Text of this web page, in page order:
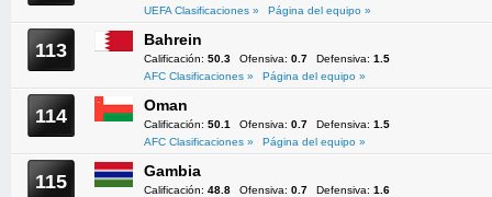
UEFA Clasificaciones »
Página del equipo »
113 Bahrein
Calificación: 50.3 Ofensiva: 0.7 Defensiva: 1.5
AFC Clasificaciones »
Página del equipo »
114 Oman
Calificación: 50.1 Ofensiva: 0.7 Defensiva: 1.5
AFC Clasificaciones »
Página del equipo »
115 Gambia
Calificación: 48.8 Ofensiva: 0.7 Defensiva: 1.6